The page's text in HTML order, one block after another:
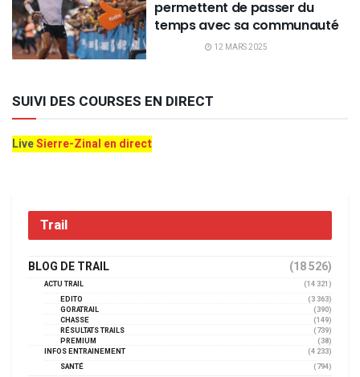
permettent de passer du
temps avec sa communauté
12 MARS 2025
SUIVI DES COURSES EN DIRECT
LiveSierre-Zinal en direct
Trail
BLOG DE TRAIL (18 526)
ACTU TRAIL
(14 321)
EDITO
(3 363)
GORATRAIL
(390)
CHASSE
(149)
RÉSULTATS TRAILS
(739)
PREMIUM
(38)
INFOS ENTRAINEMENT
(4 233)
SANTÉ
(794)